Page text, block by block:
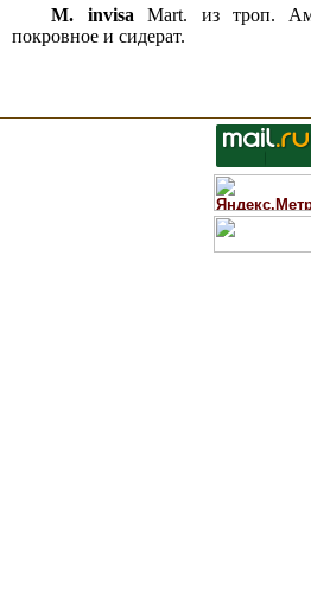
M. invisaMart. из троп.
покровное и сидерат.